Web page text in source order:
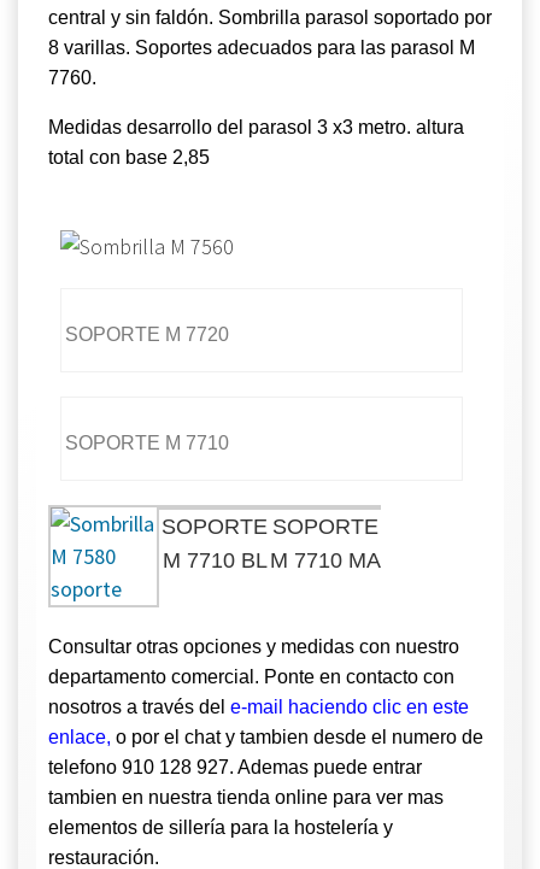
central y sin faldón. Sombrilla parasol soportado por
8 varillas. Soportes adecuados para las parasol M
7760.
Medidas desarrollo del parasol 3 x3 metro. altura
total con base 2,85
SOPORTE M 7720
SOPORTE M 7710
SOPORTE
M 7710 BL
SOPORTE
M 7710 MA
Consultar otras opciones y medidas con nuestro
departamento comercial. Ponte en contacto con
nosotros a través del e-mail haciendo clic en este
enlace, o por el chat y tambien desde el numero de
telefono 910 128 927. Ademas puede entrar
tambien en nuestra tienda online para ver mas
elementos de sillería para la hostelería y
restauración.